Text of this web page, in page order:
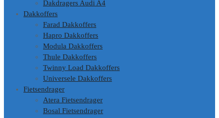
Dakdragers Audi A4
Dakkoffers
Farad Dakkoffers
Hapro Dakkoffers
Modula Dakkoffers
Thule Dakkoffers
Twinny Load Dakkoffers
Universele Dakkoffers
Fietsendrager
Atera Fietsendrager
Bosal Fietsendrager